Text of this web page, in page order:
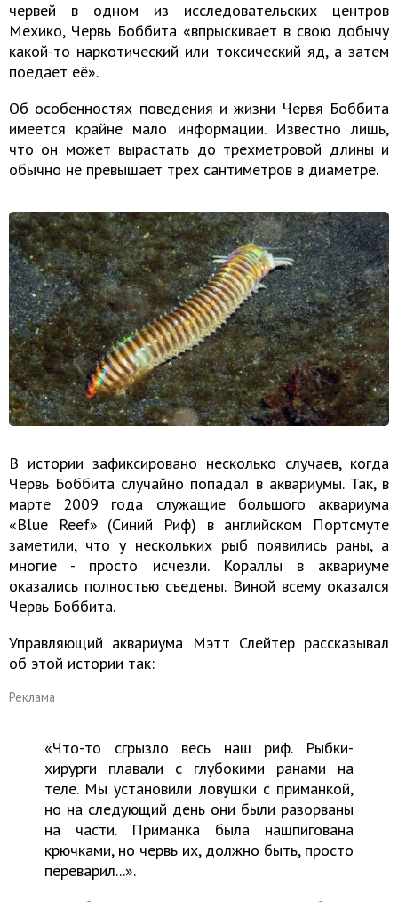
червей в одном из исследовательских центров
Мехико, Червь Боббита «впрыскивает в свою добычу
какой-то наркотический или токсический яд, а затем
поедает её».
Об особенностях поведения и жизни Червя Боббита
имеется крайне мало информации. Известно лишь,
что он может вырастать до трехметровой длины и
обычно не превышает трех сантиметров в диаметре.
В истории зафиксировано несколько случаев, когда
Червь Боббита случайно попадал в аквариумы. Так, в
марте 2009 года служащие большого аквариума
«Blue Reef» (Синий Риф) в английском Портсмуте
заметили, что у нескольких рыб появились раны, а
многие - просто исчезли. Кораллы в аквариуме
оказались полностью съедены. Виной всему оказался
Червь Боббита.
Управляющий аквариума Мэтт Слейтер рассказывал
об этой истории так:
Реклама
«Что-то сгрызло весь наш риф. Рыбки-
хирурги плавали с глубокими ранами на
теле. Мы установили ловушки с приманкой,
но на следующий день они были разорваны
на части. Приманка была нашпигована
крючками, но червь их, должно быть, просто
переварил...».